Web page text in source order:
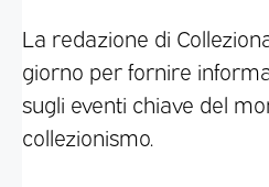
La redazione di
giorno per fornire
sugli eventi chiave del
collezionismo.